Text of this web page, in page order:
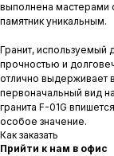
выполнена мастерами
памятник уникальным.
Гранит, используемый
прочностью и
отлично выдерживает
первоначальный вид
гранита F-01G
особое значение.
Как заказать
Прийти к нам в офис